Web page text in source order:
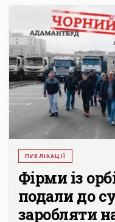
ПУБЛІКАЦІЇ
Фірми із
подали до
заробляти